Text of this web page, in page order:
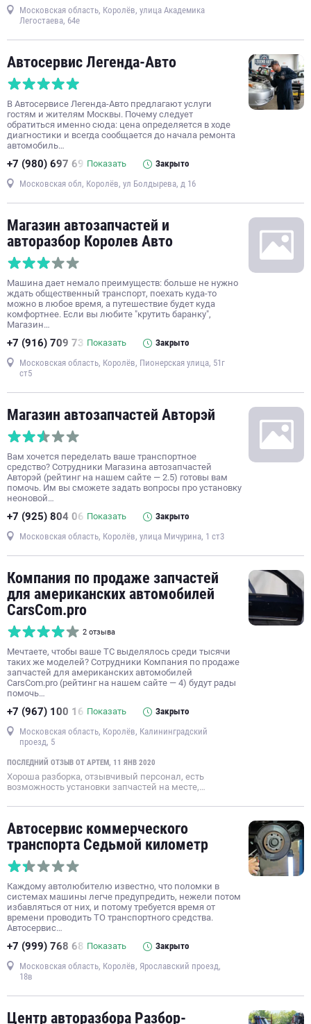
ремонт электронных систем управления автомобиля
ремонт автоэлектроники
ремонт трансмиссии
рихтовка кузова
сварка кузова
ремонт КПП
ремонт автостекол
замена автостекол
восстановление геометрии кузова
Московская область, Королёв, улица Академика
Легостаева, 64е
Автосервис Легенда-Авто
В Автосервисе Легенда-Авто предлагают услуги
гостям и жителям Москвы. Почему следует
обратиться именно сюда: цена определяется в ходе
диагностики и всегда сообщается до начала ремонта
автомобиль…
+7 (980) 697 69 Показать Закрыто
Московская обл, Королёв, ул Болдырева, д 16
Магазин автозапчастей и
авторазбор Королев Авто
Машина дает немало преимуществ: больше не нужно
ждать общественный транспорт, поехать куда-то
можно в любое время, а путешествие будет куда
комфортнее. Если вы любите "крутить баранку",
Магазин…
+7 (916) 709 73 Показать Закрыто
Московская область, Королёв, Пионерская улица, 51г
ст5
Магазин автозапчастей Авторэй
Вам хочется переделать ваше транспортное
средство? Сотрудники Магазина автозапчастей
Авторэй (рейтинг на нашем сайте — 2.5) готовы вам
помочь. Им вы сможете задать вопросы про установку
неоновой…
+7 (925) 804 06 Показать Закрыто
Московская область, Королёв, улица Мичурина, 1 ст3
Компания по продаже запчастей
для американских автомобилей
CarsCom.pro
2 отзыва
Мечтаете, чтобы ваше ТС выделялось среди тысячи
таких же моделей? Сотрудники Компания по продаже
запчастей для американских автомобилей
CarsCom.pro (рейтинг на нашем сайте — 4) будут рады
помочь…
+7 (967) 100 16 Показать Закрыто
Московская область, Королёв, Калининградский
проезд, 5
ПОСЛЕДНИЙ ОТЗЫВ ОТ АРТЕМ, 11 ЯНВ 2020
Хороша разборка, отзывчивый персонал, есть
возможность установки запчастей на месте,…
Автосервис коммерческого
транспорта Седьмой километр
Каждому автолюбителю известно, что поломки в
системах машины легче предупредить, нежели потом
избавляться от них, и потому требуется время от
времени проводить ТО транспортного средства.
Автосервис…
+7 (999) 768 68 Показать Закрыто
Московская область, Королёв, Ярославский проезд,
18в
Центр авторазбора Разбор-